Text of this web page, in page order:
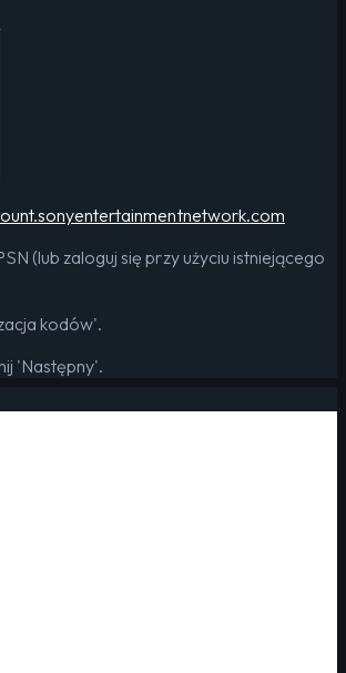
(lub zaloguj się przy użyciu istniejącego
kodów'.
'Następny'.